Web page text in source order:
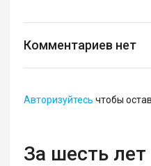
Комментариев нет
Авторизуйтесь чтобы
За шесть лет